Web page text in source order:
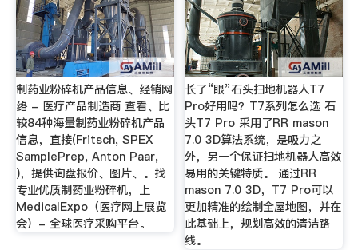
制药业粉碎机产品信息、经销网
络 - 医疗产品制造商 查看、比
较84种海量制药业粉碎机产品
信息，直接(Fritsch, SPEX
SamplePrep, Anton Paar,
)，提供询盘报价、图片、。找
专业优质制药业粉碎机，上
MedicalExpo（医疗网上展览
会）- 全球医疗采购平台。
长了“眼”石头扫地机器人T7
Pro好用吗？T7系列怎么选 石
头T7 Pro 采用了RR mason
7.0 3D算法系统，是吸力之
外，另一个保证扫地机器人高效
易用的关键特质。 通过RR
mason 7.0 3D，T7 Pro可以
更加精准的绘制全屋地图，并在
此基础上，规划高效的清洁路
线。